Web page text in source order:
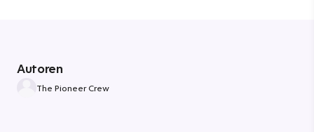
Autoren
The Pioneer Crew